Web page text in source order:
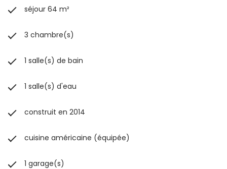
séjour 64 m²
3 chambre(s)
1 salle(s) de bain
1 salle(s) d'eau
construit en 2014
cuisine américaine (équipée)
1 garage(s)